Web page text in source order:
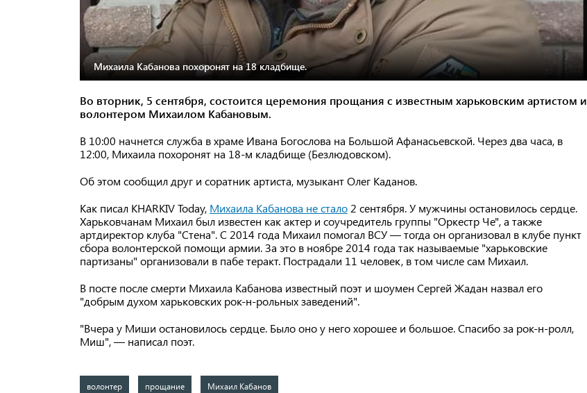
Михаила Кабанова похоронят на 18 кладбище.
Во вторник, 5 сентября, состоится церемония прощания с известным харьковским артистом и
волонтером Михаилом Кабановым.
В 10:00 начнется служба в храме Ивана Богослова на Большой Афанасьевской. Через два часа, в
12:00, Михаила похоронят на 18-м кладбище (Безлюдовском).
Об этом сообщил друг и соратник артиста, музыкант Олег Каданов.
Как писал KHARKIV Today, Михаила Кабанова не стало 2 сентября. У мужчины остановилось сердце.
Харьковчанам Михаил был известен как актер и соучредитель группы "Оркестр Че", а также
артдиректор клуба "Стена". С 2014 года Михаил помогал ВСУ — тогда он организовал в клубе пункт
сбора волонтерской помощи армии. За это в ноябре 2014 года так называемые "харьковские
партизаны" организовали в пабе теракт. Пострадали 11 человек, в том числе сам Михаил.
В посте после смерти Михаила Кабанова известный поэт и шоумен Сергей Жадан назвал его
"добрым духом харьковских рок-н-рольных заведений".
"Вчера у Миши остановилось сердце. Было оно у него хорошее и большое. Спасибо за рок-н-ролл,
Миш", — написал поэт.
волонтер прощание Михаил Кабанов